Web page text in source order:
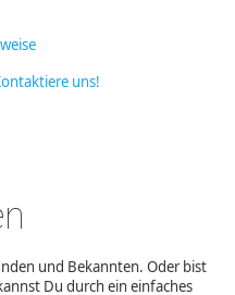
uns!
und Bekannten. Oder bist
Du durch ein einfaches